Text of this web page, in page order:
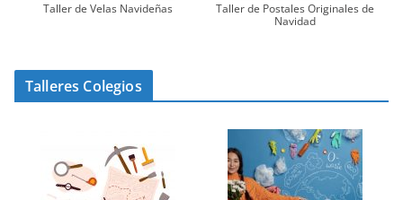
Taller de Velas Navideñas
Taller de Postales Originales de
Navidad
Talleres Colegios